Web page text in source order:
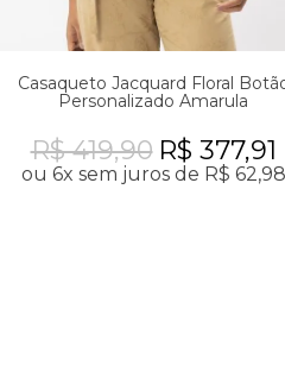
Casaqueto Jacquard Floral
Personalizado Amarula
R$ 419,90 R$ 377,91
ou 6x sem juros de R$ 62,98